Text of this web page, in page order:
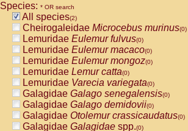
Species: * OR search
All species(2)
Cheirogaleidae Microcebus murinus(0)
Lemuridae Eulemur fulvus(0)
Lemuridae Eulemur macaco(0)
Lemuridae Eulemur mongoz(0)
Lemuridae Lemur catta(0)
Lemuridae Varecia variegata(0)
Galagidae Galago senegalensis(0)
Galagidae Galago demidovii(0)
Galagidae Otolemur crassicaudatus(0)
Galagidae Galagidae spp.(0)